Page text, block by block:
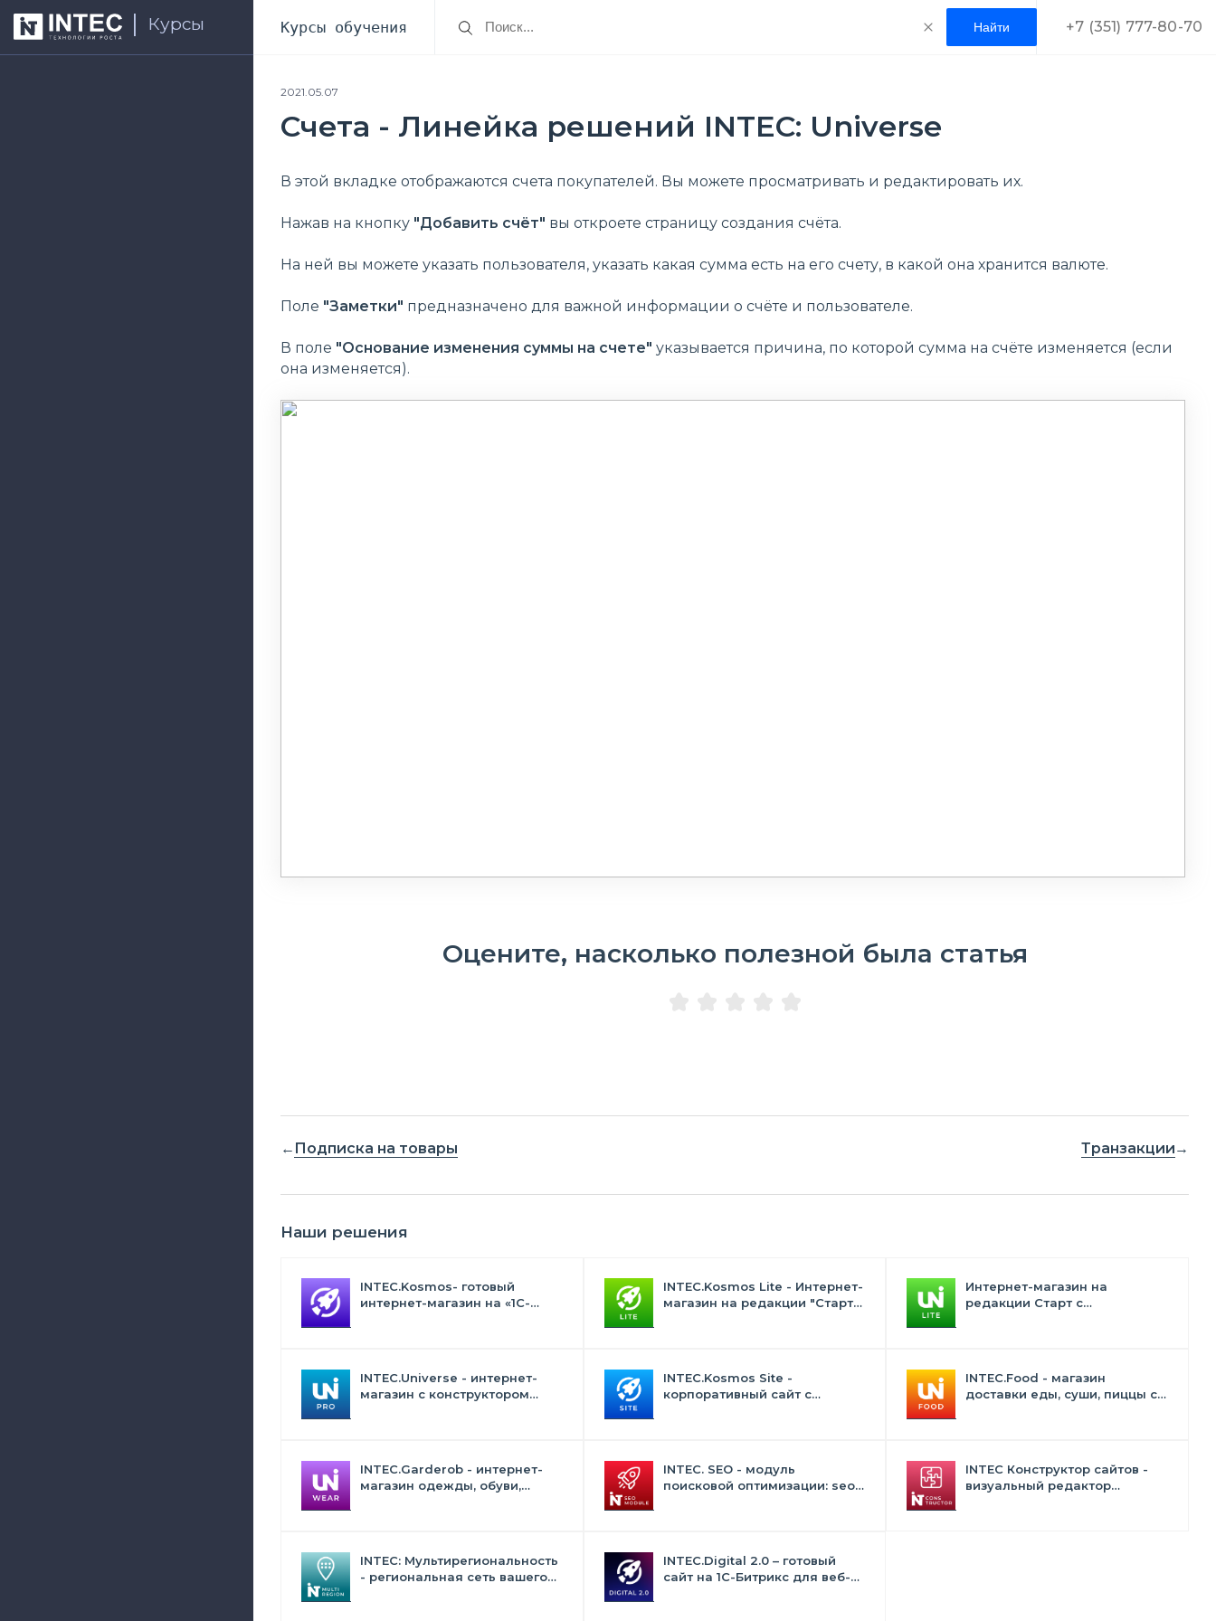
Курсы Курсы обучения +7 (351) 777-80-70
2021.05.07
Счета - Линейка решений INTEC: Universe
В этой вкладке отображаются счета покупателей. Вы можете просматривать и редактировать их.
Нажав на кнопку "Добавить счёт" вы откроете страницу создания счёта.
На ней вы можете указать пользователя, указать какая сумма есть на его счету, в какой она хранится валюте.
Поле "Заметки" предназначено для важной информации о счёте и пользователе.
В поле "Основание изменения суммы на счете" указывается причина, по которой сумма на счёте изменяется (если
она изменяется).
Оцените, насколько полезной была статья
Подписка на товары Транзакции
Наши решения
INTEC.Kosmos- готовый
интернет-магазин на «1С-
INTEC.Kosmos Lite - Интернет-
магазин на редакции "Старт"
Интернет-магазин на
редакции Старт с
INTEC.Universe - интернет-
магазин с конструктором
INTEC.Kosmos Site -
корпоративный сайт с
INTEC.Food - магазин
доставки еды, суши, пиццы с
INTEC.Garderob - интернет-
магазин одежды, обуви,
INTEC. SEO - модуль
поисковой оптимизации: seo -
INTEC Конструктор сайтов -
визуальный редактор
INTEC: Мультирегиональность
- региональная сеть вашего
INTEC.Digital 2.0 – готовый
сайт на 1C-Битрикс для веб-